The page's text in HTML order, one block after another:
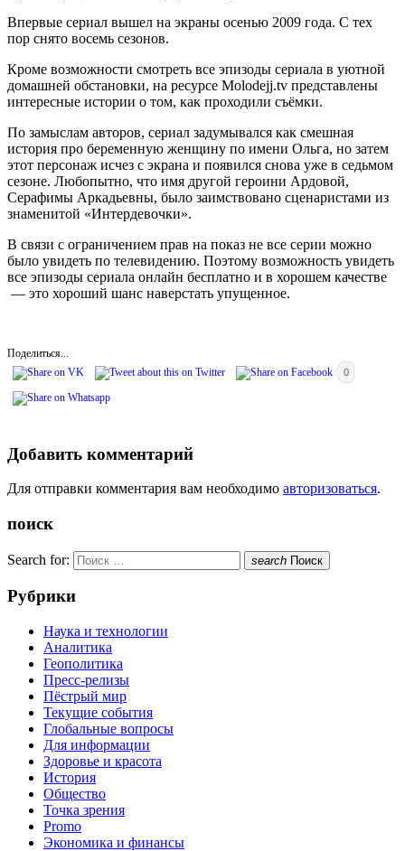
Впервые сериал вышел на экраны осенью 2009 года. С тех
пор снято восемь сезонов.
Кроме возможности смотреть все эпизоды сериала в уютной
домашней обстановки, на ресурсе Molodejj.tv представлены
интересные истории о том, как проходили съёмки.
По замыслам авторов, сериал задумывался как смешная
история про беременную женщину по имени Ольга, но затем
этот персонаж исчез с экрана и появился снова уже в седьмом
сезоне. Любопытно, что имя другой героини Ардовой,
Серафимы Аркадьевны, было заимствовано сценаристами из
знаменитой «Интердевочки».
В связи с ограничением прав на показ не все серии можно
было увидеть по телевидению. Поэтому возможность увидеть
все эпизоды сериала онлайн бесплатно и в хорошем качестве
— это хороший шанс наверстать упущенное.
Поделиться...
0
Добавить комментарий
Для отправки комментария вам необходимо авторизоваться.
поиск
Search for: search Поиск
Рубрики
Наука и технологии
Аналитика
Геополитика
Пресс-релизы
Пёстрый мир
Текущие события
Глобальные вопросы
Для информации
Здоровье и красота
История
Общество
Точка зрения
Promo
Экономика и финансы